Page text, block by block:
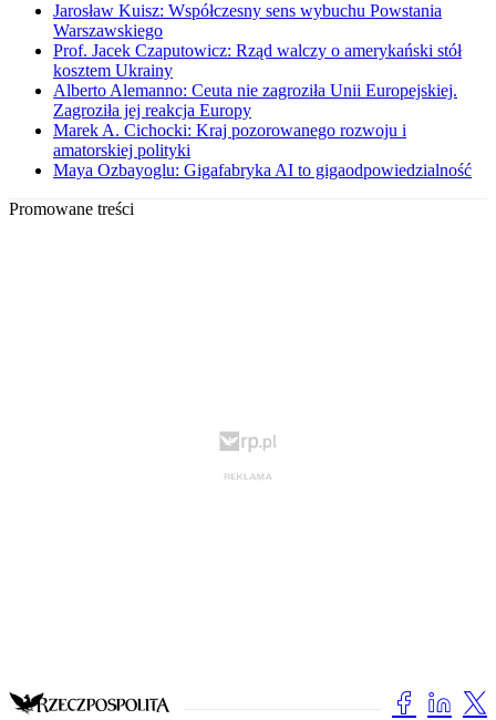
Jarosław Kuisz: Współczesny sens wybuchu Powstania
Warszawskiego
Prof. Jacek Czaputowicz: Rząd walczy o amerykański stół
kosztem Ukrainy
Alberto Alemanno: Ceuta nie zagroziła Unii Europejskiej.
Zagroziła jej reakcja Europy
Marek A. Cichocki: Kraj pozorowanego rozwoju i
amatorskiej polityki
Maya Ozbayoglu: Gigafabryka AI to gigaodpowiedzialność
Promowane treści